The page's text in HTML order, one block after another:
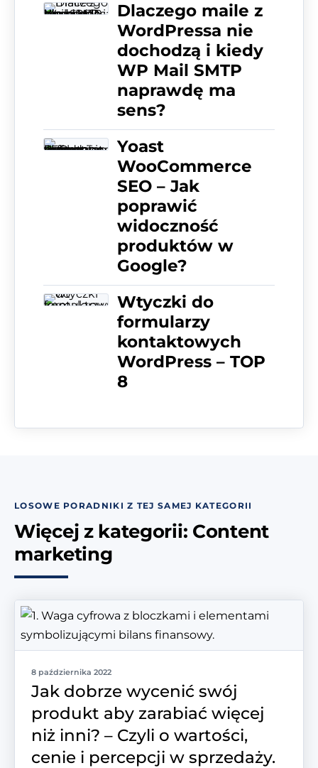
Dlaczego maile z
WordPressa nie
dochodzą i kiedy
WP Mail SMTP
naprawdę ma
sens?
Yoast
WooCommerce
SEO – Jak
poprawić
widoczność
produktów w
Google?
Wtyczki do
formularzy
kontaktowych
WordPress – TOP
8
LOSOWE PORADNIKI Z TEJ SAMEJ KATEGORII
Więcej z kategorii: Content
marketing
8 października 2022
Jak dobrze wycenić swój
produkt aby zarabiać więcej
niż inni? – Czyli o wartości,
cenie i percepcji w sprzedaży.